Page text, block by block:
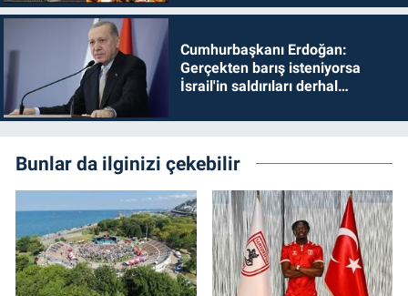
Cumhurbaşkanı Erdoğan:
Gerçekten barış isteniyorsa
İsrail'in saldırıları derhal
Bunlar da ilginizi çekebilir